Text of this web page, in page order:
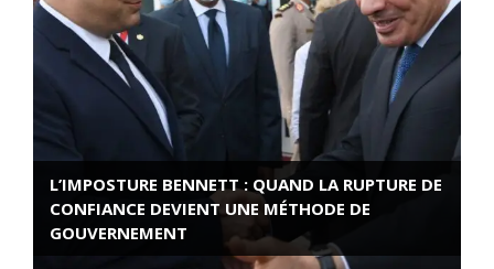
L’IMPOSTURE BENNETT : QUAND LA RUPTURE DE
CONFIANCE DEVIENT UNE MÉTHODE DE
GOUVERNEMENT